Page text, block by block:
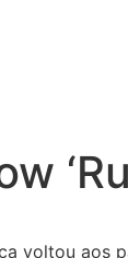
voltou aos